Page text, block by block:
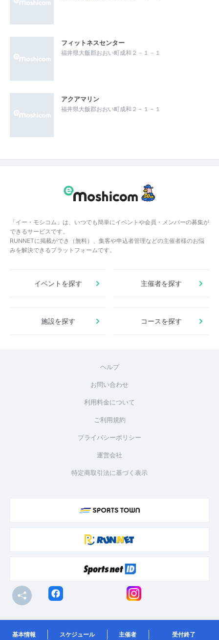
基本情報 スケジュール 主催者 受付終了
フィットネスセンター
福井県大飯郡おおい町成和２－１－１
アクアマリン
福井県大飯郡おおい町成和２－１－１
「イー・モシコム」は、いつでも簡単にイベントや会員・メンバーの募集が
できるサービスです。
RUNNETに掲載ができ（無料）、集客や申込者管理などの主催者様のお悩
みを解決できるプラットフォームです。
イベントを探す 主催者を探す
施設を探す コースを探す
ヘルプ
お問い合わせ
利用料金について
ご利用規約
プライバシーポリシー
運営会社
特定商取引法に基づく表示